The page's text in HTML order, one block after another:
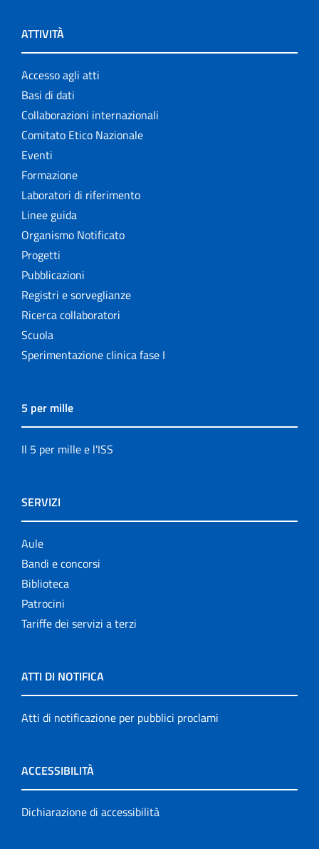
ATTIVITÀ
Accesso agli atti
Basi di dati
Collaborazioni internazionali
Comitato Etico Nazionale
Eventi
Formazione
Laboratori di riferimento
Linee guida
Organismo Notificato
Progetti
Pubblicazioni
Registri e sorveglianze
Ricerca collaboratori
Scuola
Sperimentazione clinica fase I
5 per mille
Il 5 per mille e l'ISS
SERVIZI
Aule
Bandi e concorsi
Biblioteca
Patrocini
Tariffe dei servizi a terzi
ATTI DI NOTIFICA
Atti di notificazione per pubblici proclami
ACCESSIBILITÀ
Dichiarazione di accessibilità